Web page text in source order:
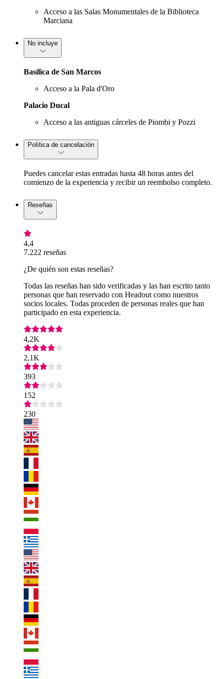
Acceso a las Salas Monumentales de la Biblioteca
Marciana
No incluye
Basílica de San Marcos
Acceso a la Pala d'Oro
Palacio Ducal
Acceso a las antiguas cárceles de Piombi y Pozzi
Política de cancelación
Puedes cancelar estas entradas hasta 48 horas antes del
comienzo de la experiencia y recibir un reembolso completo.
Reseñas
4,4
7.222 reseñas
¿De quién son estas reseñas?
Todas las reseñas han sido verificadas y las han escrito tanto
personas que han reservado con Headout como nuestros
socios locales. Todas proceden de personas reales que han
participado en esta experiencia.
4,2K
2,1K
393
152
230